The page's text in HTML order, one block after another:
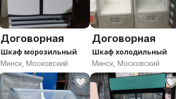
Договорная
Шкаф морозильный
Минск, Московский
Договорная
Шкаф холодильный
Минск, Московский